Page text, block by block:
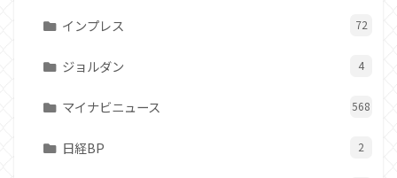
インプレス 72
ジョルダン 4
マイナビニュース 568
日経BP 2